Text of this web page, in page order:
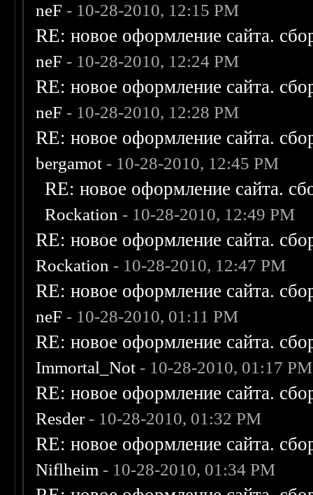
neF - 10-28-2010, 12:15 PM
RE: новое оформление сайта.
neF - 10-28-2010, 12:24 PM
RE: новое оформление сайта.
neF - 10-28-2010, 12:28 PM
RE: новое оформление сайта.
bergamot - 10-28-2010, 12:45 PM
RE: новое оформление сайта.
Rockation - 10-28-2010, 12:49 PM
RE: новое оформление сайта.
Rockation - 10-28-2010, 12:47 PM
RE: новое оформление сайта.
neF - 10-28-2010, 01:11 PM
RE: новое оформление сайта.
Immortal_Not - 10-28-2010, 01:17 PM
RE: новое оформление сайта.
Resder- 10-28-2010, 01:32 PM
RE: новое оформление сайта.
Niflheim - 10-28-2010, 01:34 PM